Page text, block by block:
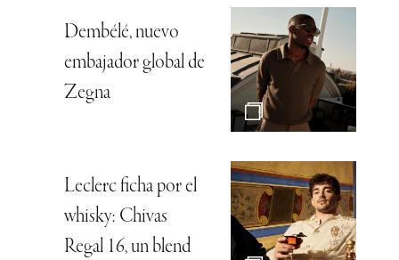
Dembélé, nuevo
embajador global de
Zegna
Leclerc ficha por el
whisky: Chivas
Regal 16, un blend